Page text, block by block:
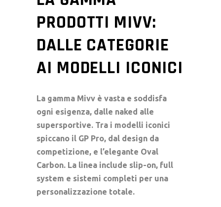
PRODOTTI MIVV:
DALLE CATEGORIE
AI MODELLI ICONICI
La gamma Mivv è vasta e soddisfa
ogni esigenza, dalle naked alle
supersportive. Tra i modelli iconici
spiccano il GP Pro, dal design da
competizione, e l’elegante Oval
Carbon. La linea include slip-on, full
system e sistemi completi per una
personalizzazione totale.